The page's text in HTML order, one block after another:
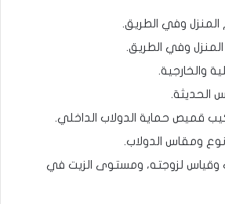
المنزل وفي الطريق.
المنزل وفي الطريق.
والخارجية.
الحديثة.
قميص حماية الدولاب الداخلي.
ومقاس الدولاب.
وقياس لزوجته، ومستوى الزيت في